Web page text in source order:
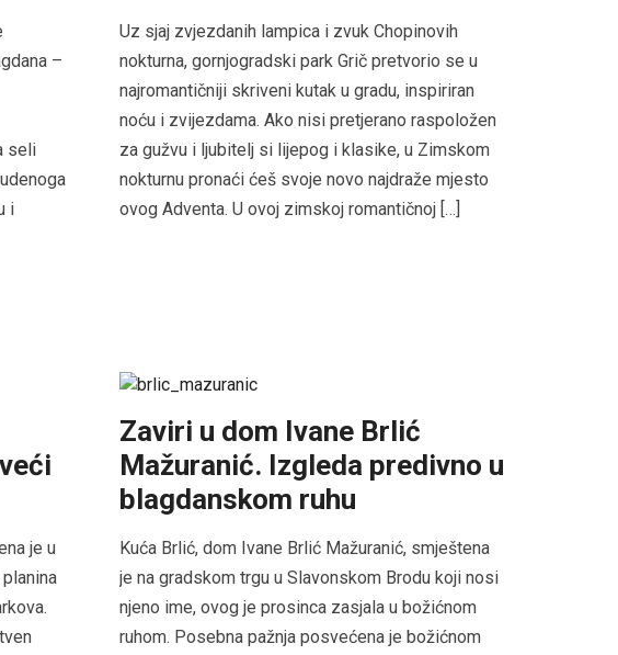
–
seli
i
Uz sjaj zvjezdanih lampica i zvuk Chopinovih
nokturna, gornjogradski park Grič pretvorio se u
najromantičniji skriveni kutak u gradu, inspiriran
noću i zvijezdama. Ako nisi pretjerano raspoložen
za gužvu i ljubitelj si lijepog i klasike, u Zimskom
nokturnu pronaći ćeš svoje novo najdraže mjesto
ovog Adventa. U ovoj zimskoj romantičnoj […]
je u
Zaviri u dom Ivane Brlić
Mažuranić. Izgleda predivno u
blagdanskom ruhu
Kuća Brlić, dom Ivane Brlić Mažuranić, smještena
je na gradskom trgu u Slavonskom Brodu koji nosi
njeno ime, ovog je prosinca zasjala u božićnom
ruhom. Posebna pažnja posvećena je božićnom